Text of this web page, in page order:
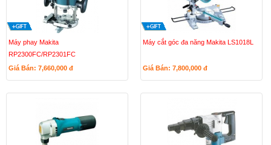
Máy phay Makita
RP2300FC/RP2301FC
Giá Bán: 7,660,000 đ
Máy cắt góc đa năng Makita LS1018L
Giá Bán: 7,800,000 đ